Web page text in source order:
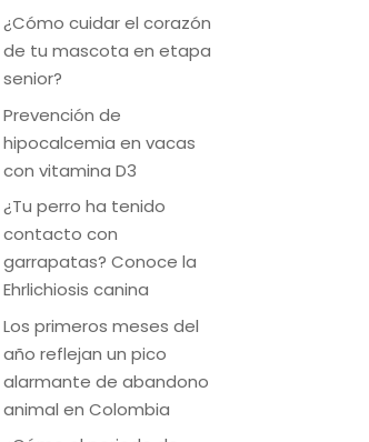
¿Cómo cuidar el corazón
de tu mascota en etapa
senior?
Prevención de
hipocalcemia en vacas
con vitamina D3
¿Tu perro ha tenido
contacto con
garrapatas? Conoce la
Ehrlichiosis canina
Los primeros meses del
año reflejan un pico
alarmante de abandono
animal en Colombia